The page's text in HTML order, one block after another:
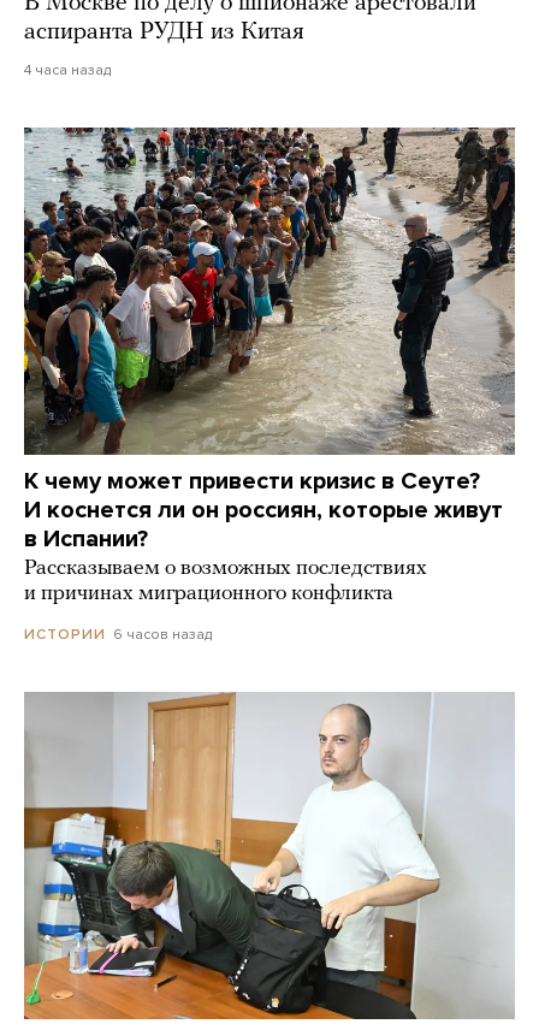
аспиранта РУДН из Китая
4 часа назад
К чему может привести кризис в Сеуте?
И коснется ли он россиян, которые живут
в Испании?
Рассказываем о возможных последствиях
и причинах миграционного конфликта
ИСТОРИИ 6 часов назад